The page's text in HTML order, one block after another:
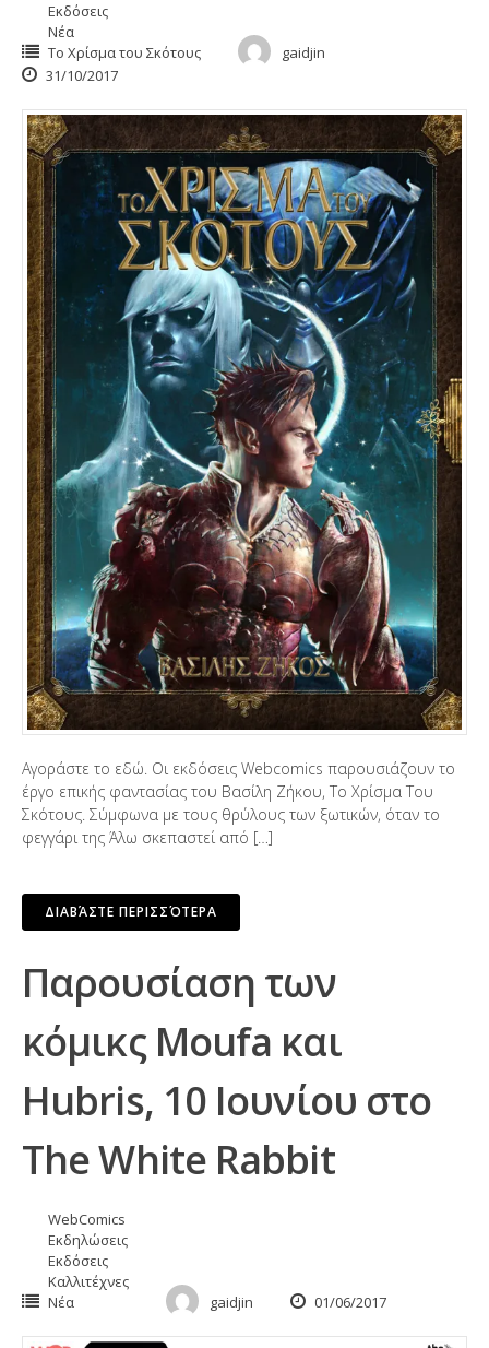
Εκδόσεις
Νέα
Το Χρίσμα του Σκότους
gaidjin
31/10/2017
Αγοράστε το εδώ. Οι εκδόσεις Webcomics παρουσιάζουν το
έργο επικής φαντασίας του Βασίλη Ζήκου, Το Χρίσμα Του
Σκότους. Σύμφωνα με τους θρύλους των ξωτικών, όταν το
φεγγάρι της Άλω σκεπαστεί από […]
ΔΙΑΒΆΣΤΕ ΠΕΡΙΣΣΌΤΕΡΑ
Παρουσίαση των
κόμικς Moufa και
Hubris, 10 Ιουνίου στο
The White Rabbit
WebComics
Εκδηλώσεις
Εκδόσεις
Καλλιτέχνες
Νέα
gaidjin 01/06/2017